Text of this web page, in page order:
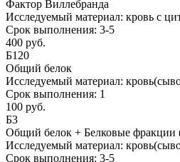
Фактор Виллебранда
Исследуемый материал: кровь с
Срок выполнения: 3-5
400 руб.
Б120
Общий белок
Исследуемый материал:
Срок выполнения: 1
100 руб.
Б3
Общий белок + Белковые фракции
Исследуемый материал:
Срок выполнения: 3-5